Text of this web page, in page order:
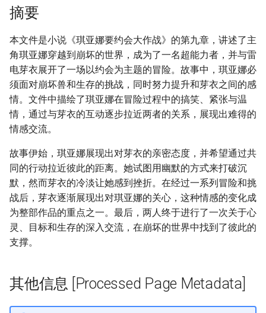
摘要
本文件是小说《琪亚娜要约会大作战》的第九章，讲述了主
角琪亚娜穿越到崩坏的世界，成为了一名超能力者，并与雷
电芽衣展开了一场以约会为主题的冒险。故事中，琪亚娜必
须面对崩坏兽和生存的挑战，同时努力提升和芽衣之间的感
情。文件中描绘了琪亚娜在冒险过程中的搞笑、紧张与温
情，通过与芽衣的互动逐步拉近两者的关系，展现出难得的
情感交流。
故事伊始，琪亚娜展现出对芽衣的亲密态度，并希望通过共
同的行动拉近彼此的距离。她试图用幽默的方式来打破沉
默，然而芽衣的冷淡让她感到挫折。在经过一系列冒险和挑
战后，芽衣逐渐展现出对琪亚娜的关心，这种情感的变化成
为整部作品的重点之一。最后，两人终于进行了一次关于心
灵、目标和生存的深入交流，在崩坏的世界中找到了彼此的
支撑。
其他信息 [Processed Page Metadata]